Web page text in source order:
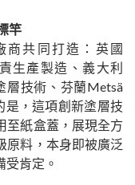
竿
商共同打造：英國
生產製造、義大利
層技術、芬蘭Metsä
是，這項創新塗層技
至紙盒蓋，展現全方
原料，本身即被廣泛
肯定。